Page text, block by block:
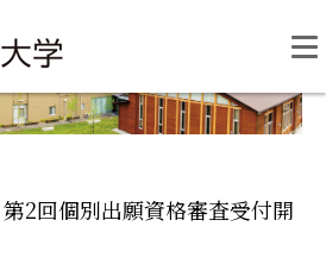
第2回個別出願資格審査受付開